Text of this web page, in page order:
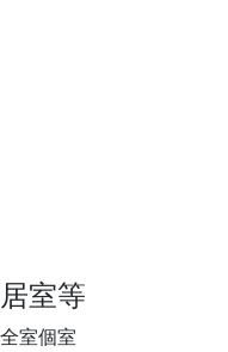
居室等
全室個室